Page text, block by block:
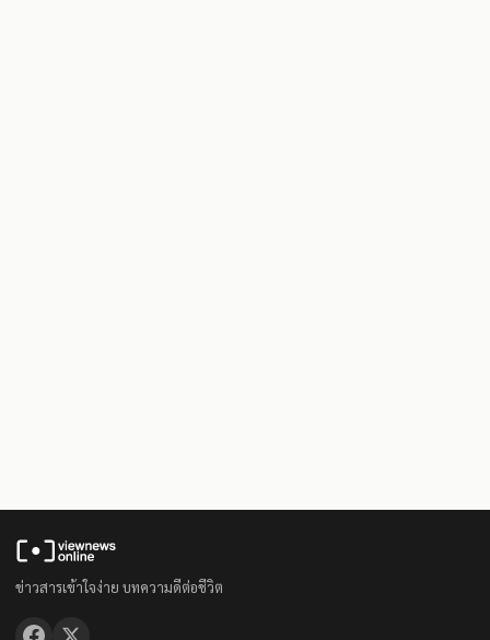
ข่าวสารเข้าใจง่าย บทความดีต่อชีวิต